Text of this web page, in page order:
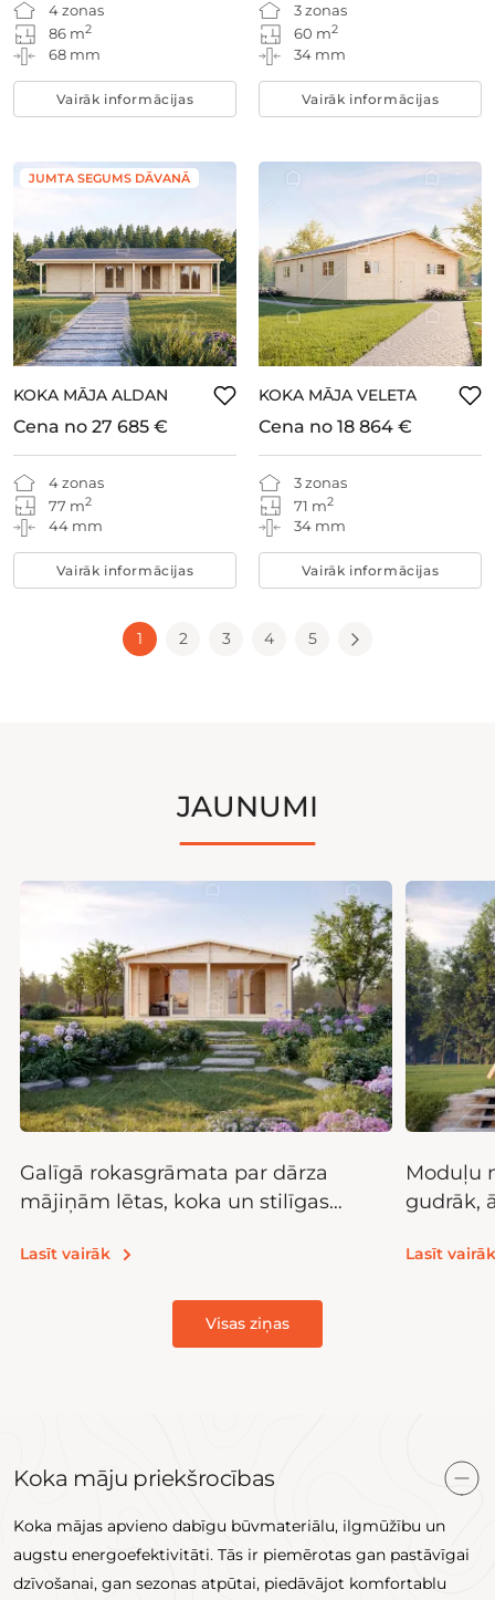
4 zonas
86 m2
68 mm
Vairāk informācijas
3 zonas
60 m2
34 mm
Vairāk informācijas
JUMTA SEGUMS DĀVANĀ
KOKA MĀJA ALDAN
4 zonas
77 m2
44 mm
Cena no 27 685 €
Vairāk informācijas
KOKA MĀJA VELETA
3 zonas
71 m2
34 mm
Cena no 18 864 €
Vairāk informācijas
1 2 3 4 5
JAUNUMI
Visas ziņas
Galīgā rokasgrāmata par dārza
mājiņām lētas, koka un stilīgas
Lasīt vairāk
Moduļu
gudrāk,
Lasīt vairāk
Koka māju priekšrocības
Koka mājas apvieno dabīgu būvmateriālu, ilgmūžību un
augstu energoefektivitāti. Tās ir piemērotas gan pastāvīgai
dzīvošanai, gan sezonas atpūtai, piedāvājot komfortablu